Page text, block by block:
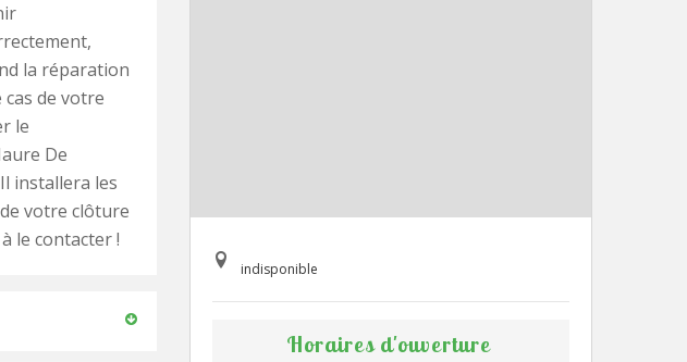
la réparation
cas de votre
le
De
installera les
votre clôture
le contacter !
indisponible
Horaires d'ouverture